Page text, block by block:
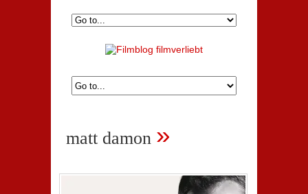
matt damon »